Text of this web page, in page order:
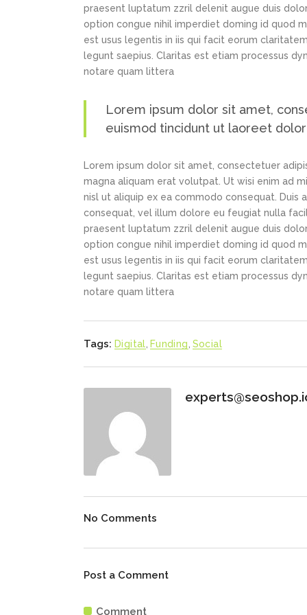
praesent luptatum zzril delenit augue duis
option congue nihil imperdiet doming id quod
est usus legentis in iis qui facit eorum
legunt saepius. Claritas est etiam processus
notare quam littera
Lorem ipsum dolor sit amet,
euismod tincidunt ut laoreet
Lorem ipsum dolor sit amet, consectetuer
magna aliquam erat volutpat. Ut wisi enim ad
nisl ut aliquip ex ea commodo consequat.
consequat, vel illum dolore eu feugiat nulla
praesent luptatum zzril delenit augue duis
option congue nihil imperdiet doming id quod
est usus legentis in iis qui facit eorum
legunt saepius. Claritas est etiam processus
notare quam littera
Tags: Digital Funding Social
No Comments
Post a Comment
Comment